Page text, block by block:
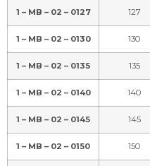
1 – MB – 02 – 0127 127
1 – MB – 02 – 0130 130
1 – MB – 02 – 0135 135
1 – MB – 02 – 0140 140
1 – MB – 02 – 0145 145
1 – MB – 02 – 0150 150